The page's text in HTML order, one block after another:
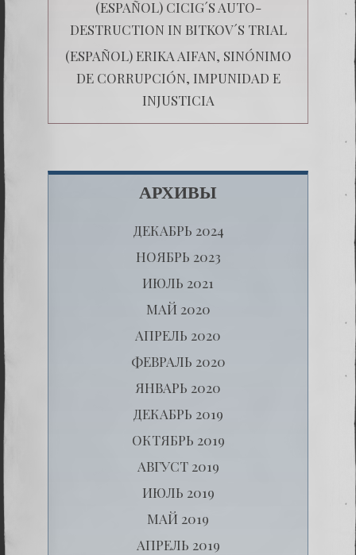
(ESPAÑOL) CICIG´S AUTO-
DESTRUCTION IN BITKOV´S TRIAL
(ESPAÑOL) ERIKA AIFAN, SINÓNIMO
DE CORRUPCIÓN, IMPUNIDAD E
INJUSTICIA
АРХИВЫ
ДЕКАБРЬ 2024
НОЯБРЬ 2023
ИЮЛЬ 2021
МАЙ 2020
АПРЕЛЬ 2020
ФЕВРАЛЬ 2020
ЯНВАРЬ 2020
ДЕКАБРЬ 2019
ОКТЯБРЬ 2019
АВГУСТ 2019
ИЮЛЬ 2019
МАЙ 2019
АПРЕЛЬ 2019